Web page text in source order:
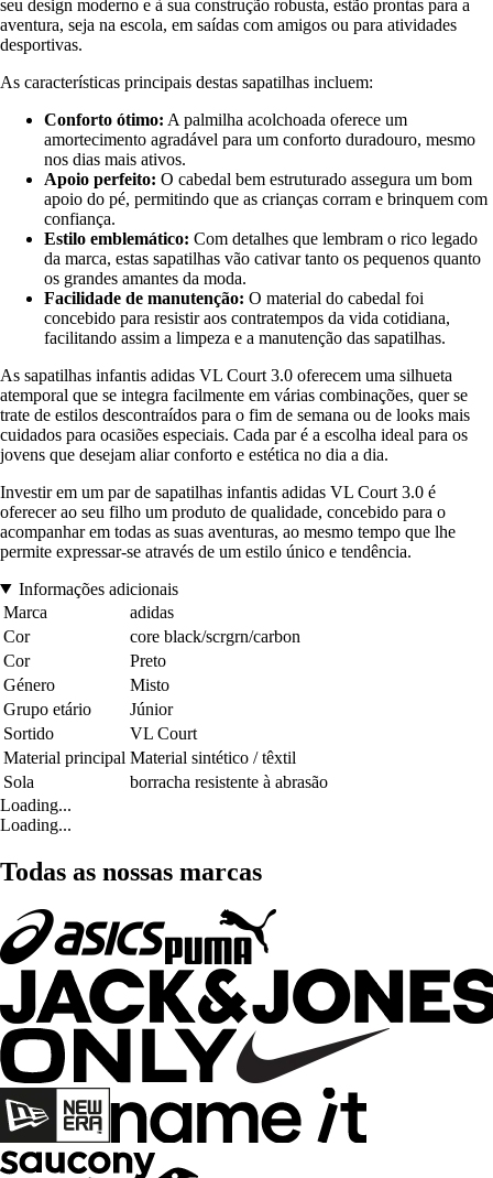
seu design moderno e à sua construção robusta, estão prontas para a
aventura, seja na escola, em saídas com amigos ou para atividades
desportivas.
As características principais destas sapatilhas incluem:
Conforto ótimo: A palmilha acolchoada oferece um
amortecimento agradável para um conforto duradouro, mesmo
nos dias mais ativos.
Apoio perfeito: O cabedal bem estruturado assegura um bom
apoio do pé, permitindo que as crianças corram e brinquem com
confiança.
Estilo emblemático: Com detalhes que lembram o rico legado
da marca, estas sapatilhas vão cativar tanto os pequenos quanto
os grandes amantes da moda.
Facilidade de manutenção: O material do cabedal foi
concebido para resistir aos contratempos da vida cotidiana,
facilitando assim a limpeza e a manutenção das sapatilhas.
As sapatilhas infantis adidas VL Court 3.0 oferecem uma silhueta
atemporal que se integra facilmente em várias combinações, quer se
trate de estilos descontraídos para o fim de semana ou de looks mais
cuidados para ocasiões especiais. Cada par é a escolha ideal para os
jovens que desejam aliar conforto e estética no dia a dia.
Investir em um par de sapatilhas infantis adidas VL Court 3.0 é
oferecer ao seu filho um produto de qualidade, concebido para o
acompanhar em todas as suas aventuras, ao mesmo tempo que lhe
permite expressar-se através de um estilo único e tendência.
Informações adicionais
Marca
adidas
Cor
core black/scrgrn/carbon
Cor
Preto
Género
Misto
Grupo etário
Júnior
Sortido
VL Court
Material principal Material sintético / têxtil
Sola
borracha resistente à abrasão
Loading...
Loading...
Todas as nossas marcas